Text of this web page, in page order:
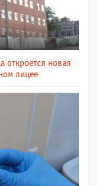
откроется новая
лицее